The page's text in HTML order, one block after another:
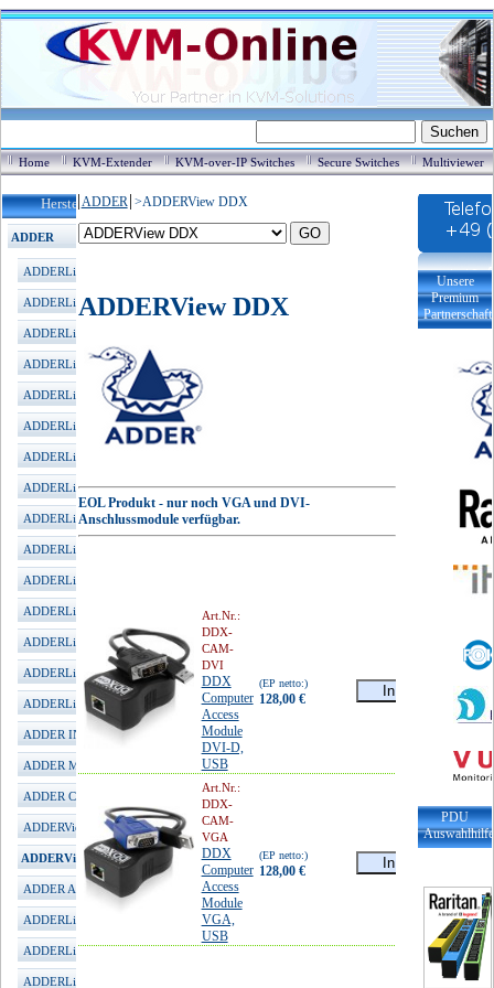
Home KVM-Extender KVM-over-IP Switches Secure Switches Multiviewer
Hersteller / Produkte
ADDER
ADDERLink KVM Extender
ADDERLink XDIP HDMI
ADDERLink XD522 DP(2K)
ADDERLink XD600 DP(4K)
ADDERLink XD C650 DP
ADDERLink INFINITY 100T
ADDERLink INFINITY 101T
ADDERLink INFINITY 102T
ADDERLink INFINITY 1002
ADDERLink INFINITY 1102
ADDERLink INFINITY 1104T
ADDERLink INFINITY 2020
ADDERLink INFINITY 2100
ADDERLink INFINITY 3000
ADDERLink INFINITY 4001
ADDER INFINITY Manager
ADDER MultiViewer
ADDER CCS-PRO
ADDERView Matrix
ADDERView DDX
ADDER ARDx KVM-IP
ADDERLink iPeps mini
ADDERLink iPeps+ (HDMI)
ADDERLink iPeps (DVI)
ADDER >ADDERView DDX
ADDERView DDX
EOL Produkt - nur noch VGA und DVI-
Anschlussmodule verfügbar.
Art.Nr.:
DDX-
CAM-
DVI
DDX
Computer
Access
Module
DVI-D,
USB
(EP netto:)
128,00 €
Art.Nr.:
DDX-
CAM-
VGA
DDX
Computer
Access
Module
VGA,
USB
(EP netto:)
128,00 €
Unsere
Premium
PDU
Auswahlhilfe